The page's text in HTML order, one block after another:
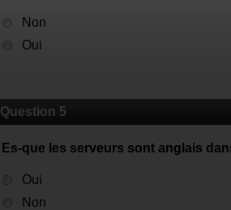
Non
Oui
Question 5
Es-que les serveurs sont anglais
Oui
Non